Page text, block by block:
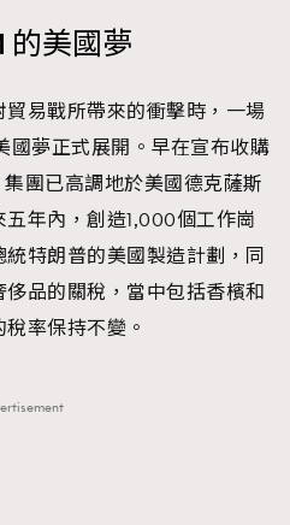
的美國夢
易戰所帶來的衝擊時，一場
國夢正式展開。早在宣布收購
團已高調地於美國德克薩斯
年內，創造1,000個工作崗
特朗普的美國製造計劃，同
品的關稅，當中包括香檳和
率保持不變。